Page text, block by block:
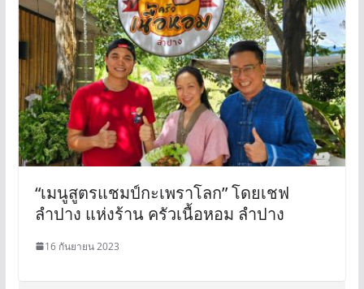
“เมนูสูตรแชมป์กะเพราโลก” โดยเชฟ
ลำปาง แห่งร้าน ครัวเนื้อหอม ลำปาง
16 กันยายน 2023